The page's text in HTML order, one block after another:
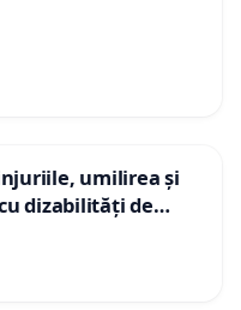
umilirea și
dizabilități de